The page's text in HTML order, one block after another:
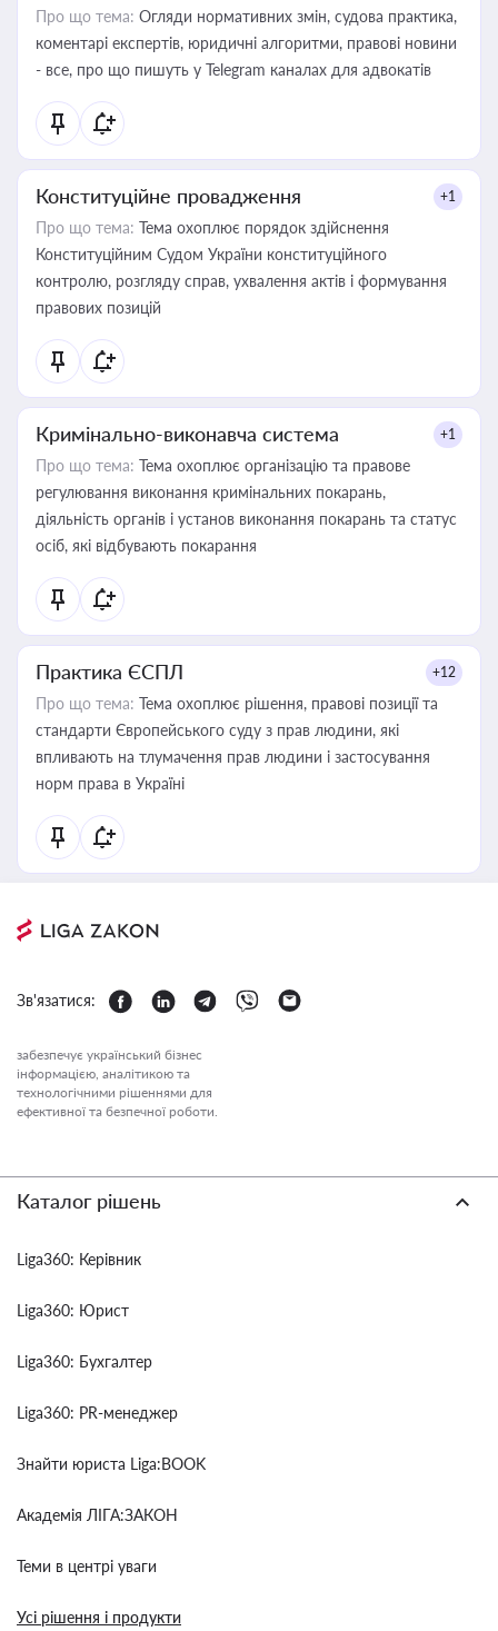
Про що тема: Огляди нормативних змін, судова практика,
коментарі експертів, юридичні алгоритми, правові новини
- все, про що пишуть у Telegram каналах для адвокатів
Конституційне провадження +1
Про що тема: Тема охоплює порядок здійснення
Конституційним Судом України конституційного
контролю, розгляду справ, ухвалення актів і формування
правових позицій
Кримінально-виконавча система +1
Про що тема: Тема охоплює організацію та правове
регулювання виконання кримінальних покарань,
діяльність органів і установ виконання покарань та статус
осіб, які відбувають покарання
Практика ЄСПЛ +12
Про що тема: Тема охоплює рішення, правові позиції та
стандарти Європейського суду з прав людини, які
впливають на тлумачення прав людини і застосування
норм права в Україні
Зв'язатися:
забезпечує український бізнес
інформацією, аналітикою та
технологічними рішеннями для
ефективної та безпечної роботи.
Каталог рішень
Liga360: Керівник
Liga360: Юрист
Liga360: Бухгалтер
Liga360: PR-менеджер
Знайти юриста Liga:BOOK
Академія ЛІГА:ЗАКОН
Теми в центрі уваги
Усі рішення і продукти